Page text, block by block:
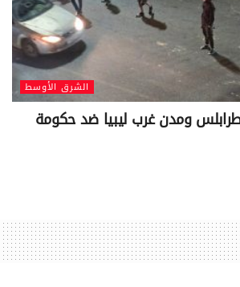
الشرق الأوسط
ومدن غرب ليبيا ضد حكومة